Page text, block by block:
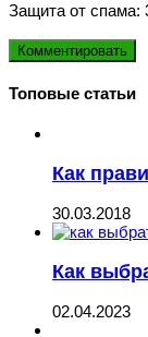
Защита от спама:
Топовые статьи
Как
30.03.2018
Как
02.04.2023